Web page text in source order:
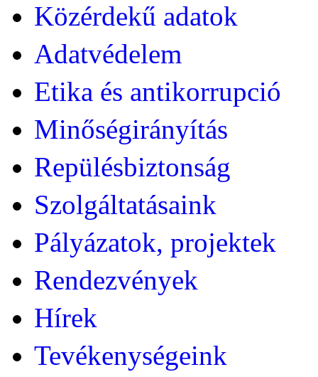
Közérdekű adatok
Adatvédelem
Etika és antikorrupció
Minőségirányítás
Repülésbiztonság
Szolgáltatásaink
Pályázatok, projektek
Rendezvények
Hírek
Tevékenységeink